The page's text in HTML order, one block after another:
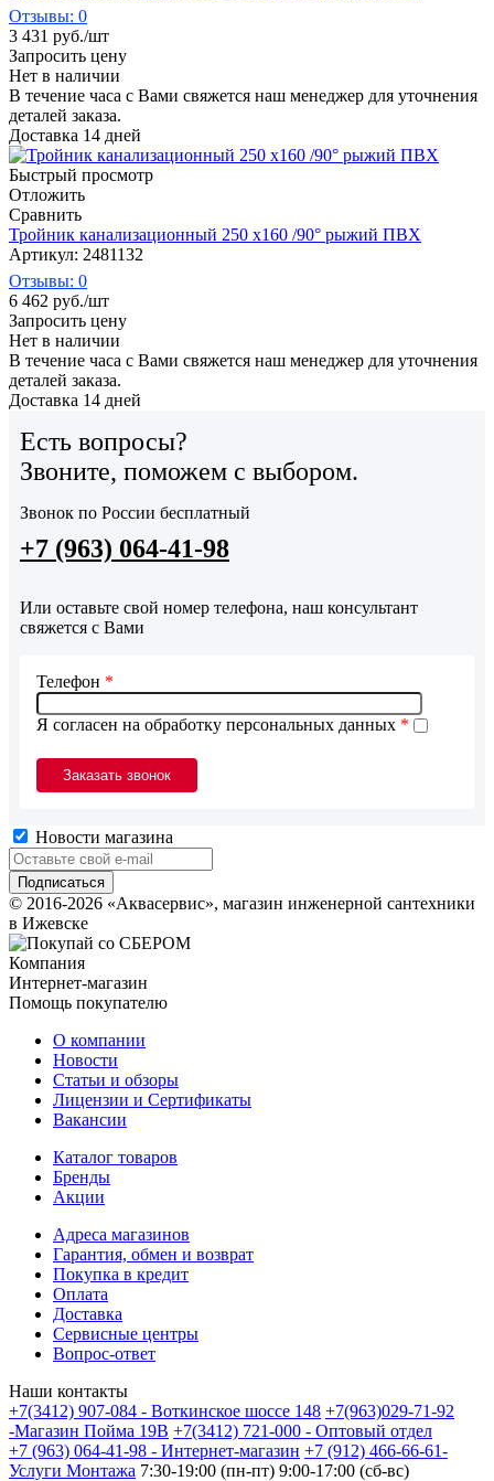
Отзывы: 0
3 431 руб./шт
Запросить цену
Нет в наличии
В течение часа с Вами свяжется наш менеджер для уточнения
деталей заказа.
Доставка 14 дней
Быстрый просмотр
Отложить
Сравнить
Тройник канализационный 250 х160 /90° рыжий ПВХ
Артикул: 2481132
Отзывы: 0
6 462 руб./шт
Запросить цену
Нет в наличии
В течение часа с Вами свяжется наш менеджер для уточнения
деталей заказа.
Доставка 14 дней
Есть вопросы?
Звоните, поможем с выбором.
Звонок по России бесплатный
+7 (963) 064-41-98
Или оставьте свой номер телефона, наш консультант
свяжется с Вами
Я согласен на обработку персональных данных *
Телефон *
Новости магазина
© 2016-2026 «Аквасервис», магазин инженерной сантехники
в Ижевске
Компания
Интернет-магазин
Помощь покупателю
О компании
Новости
Статьи и обзоры
Лицензии и Сертификаты
Вакансии
Каталог товаров
Бренды
Акции
Адреса магазинов
Гарантия, обмен и возврат
Покупка в кредит
Оплата
Доставка
Сервисные центры
Вопрос-ответ
Наши контакты
+7(3412) 907-084 - Воткинское шоссе 148 +7(963)029-71-92
-Магазин Пойма 19В +7(3412) 721-000 - Оптовый отдел
+7 (963) 064-41-98 - Интернет-магазин +7 (912) 466-66-61-
Услуги Монтажа 7:30-19:00 (пн-пт) 9:00-17:00 (сб-вс)